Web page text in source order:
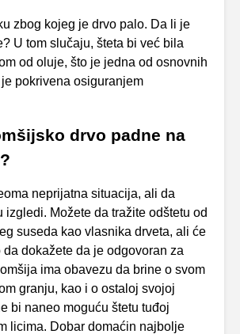
zbog kojeg je drvo palo. Da li je
U tom slučaju, šteta bi već bila
od oluje, što je jedna od osnovnih
pokrivena osiguranjem
drvo padne na
neprijatna situacija, ali da
izgledi. Možete da tražite odštetu od
suseda kao vlasnika drveta, ali će
da dokažete da je odgovoran za
ima obavezu da brine o svom
granju, kao i o ostaloj svojoj
bi naneo moguću štetu tuđoj
licima. Dobar domaćin najbolje